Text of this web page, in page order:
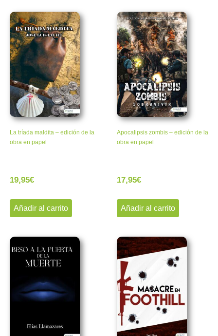
La tríada maldita – edición de la
obra en papel
19,95€
Añadir al carrito
Apocalipsis zombis – edición de la
obra en papel
17,95€
Añadir al carrito